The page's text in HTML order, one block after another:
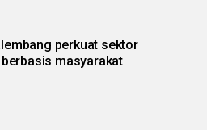
perkuat sektor
masyarakat